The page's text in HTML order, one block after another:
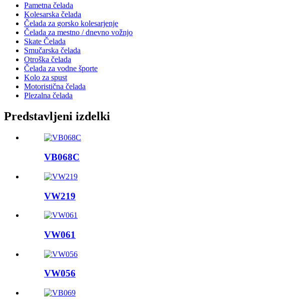
Pametna čelada
Kolesarska čelada
Čelada za gorsko kolesarjenje
Čelada za mestno / dnevno vožnjo
Skate Čelada
Smučarska čelada
Otroška čelada
Čelada za vodne športe
Kolo za spust
Motoristična čelada
Plezalna čelada
Predstavljeni izdelki
VB068C
VW219
VW061
VW056